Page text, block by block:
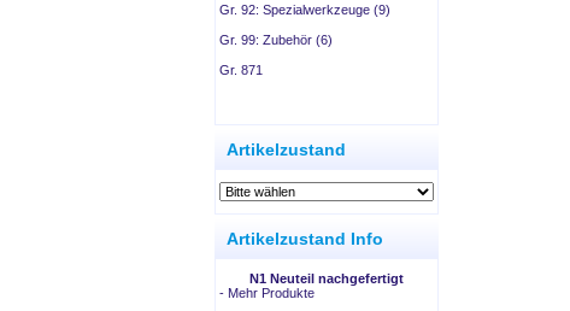
Gr. 92: Spezialwerkzeuge (9)
Gr. 99: Zubehör (6)
Gr. 871
Artikelzustand
Artikelzustand Info
N1 Neuteil nachgefertigt
- Mehr Produkte